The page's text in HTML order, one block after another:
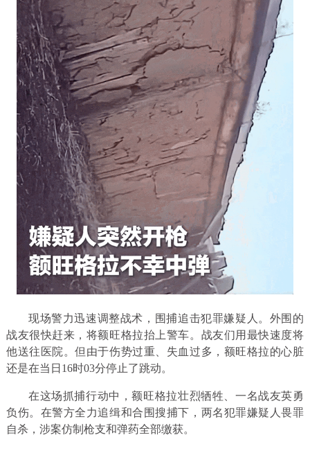
现场警力迅速调整战术，围捕追击犯罪嫌疑人。外围的
战友很快赶来，将额旺格拉抬上警车。战友们用最快速度将
他送往医院。但由于伤势过重、失血过多，额旺格拉的心脏
还是在当日16时03分停止了跳动。
在这场抓捕行动中，额旺格拉壮烈牺牲、一名战友英勇
负伤。在警方全力追缉和合围搜捕下，两名犯罪嫌疑人畏罪
自杀，涉案仿制枪支和弹药全部缴获。